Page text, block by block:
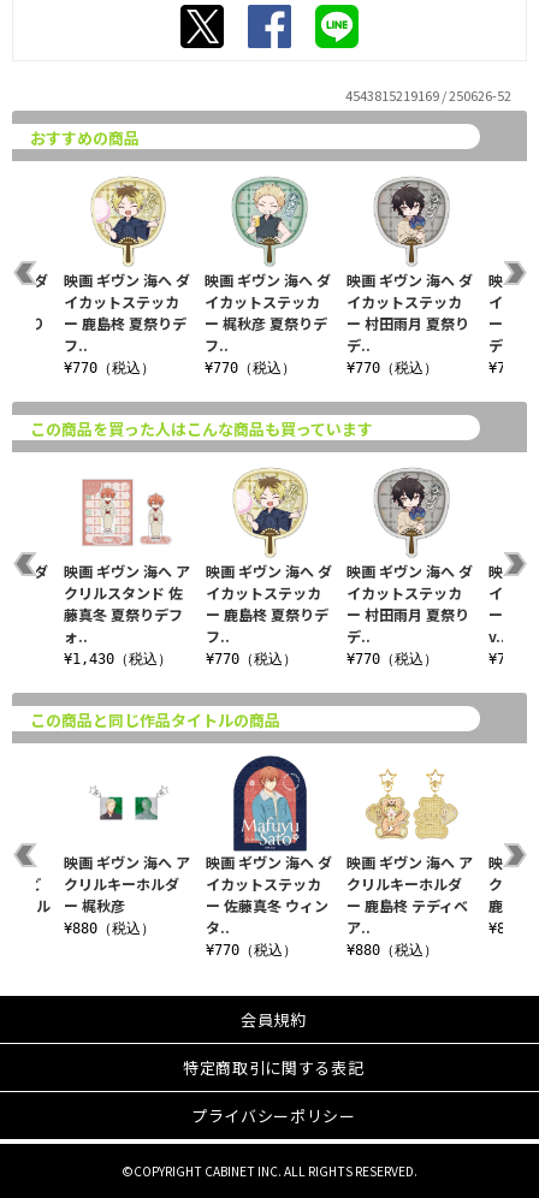
4543815219169 / 250626-52
おすすめの商品
映画 ギヴン 海へ ダ
イカットステッカ
ー 梶秋彦 夏祭りデ
フ..
¥770（税込）
映画 ギヴン 海へ ダ
イカットステッカ
ー 村田雨月 夏祭り
デ..
¥770（税込）
映画
イカッ
ー 中
デ..
¥770（
へ ダ
祭り
映画 ギヴン 海へ ダ
イカットステッカ
ー 鹿島柊 夏祭りデ
フ..
¥770（税込）
この商品を買った人はこんな商品も買っています
映画 ギヴン 海へ ダ
イカットステッカ
ー 鹿島柊 夏祭りデ
フ..
¥770（税込）
映画 ギヴン 海へ ダ
イカットステッカ
ー 村田雨月 夏祭り
デ..
¥770（税込）
映画
イカッ
ー 八
v..
¥770
へ ダ
映画 ギヴン 海へ ア
クリルスタンド 佐
藤真冬 夏祭りデフ
ォ..
¥1,430（税込）
この商品と同じ作品タイトルの商品
映画 ギヴン 海へ ダ
イカットステッカ
ー 佐藤真冬 ウィン
タ..
¥770（税込）
映画 ギヴン 海へ ア
クリルキーホルダ
ー 鹿島柊 テディベ
ア..
¥880（税込）
映画
クリル
鹿島柊
¥880
へ
〉 ど
クリル
映画 ギヴン 海へ ア
クリルキーホルダ
ー 梶秋彦
¥880（税込）
会員規約
特定商取引に関する表記
プライバシーポリシー
©COPYRIGHT CABINET INC. ALL RIGHTS RESERVED.